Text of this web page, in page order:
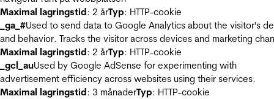
Maximal lagringstid: 2 årTyp: HTTP-cookie
_ga_#Used to send data to Google Analytics about the visitor's
and behavior. Tracks the visitor across devices and marketing
Maximal lagringstid: 2 årTyp: HTTP-cookie
_gcl_auUsed by Google AdSense for experimenting with
advertisement efficiency across websites using their services.
Maximal lagringstid: 3 månaderTyp: HTTP-cookie